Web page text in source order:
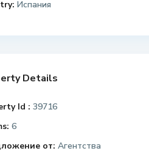
Испания
Details
Id : 39716
6
от: Агентства